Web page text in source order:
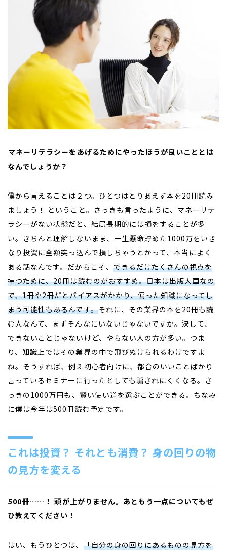
――マネーリテラシーをあげるためにやったほうが良いこととは
なんでしょうか？
僕から言えることは２つ。ひとつはとりあえず本を20冊読み
ましょう！ ということ。さっきも言ったように、マネーリテ
ラシーがない状態だと、結局長期的には損をすることが多
い。きちんと理解しないまま、一生懸命貯めた1000万をいき
なり投資に全額突っ込んで損しちゃうとかって、本当によく
ある話なんです。だからこそ、 できるだけたくさんの視点を
持つために、20冊は読むのがおすすめ。日本は出版大国なの
で、1冊や2冊だとバイアスがかかり、偏った知識になってし
まう可能性もあるんです。それに、その業界の本を20冊も読
む人なんて、まずそんなにいないじゃないですか。決して、
できないことじゃないけど、やらない人の方が多い。つま
り、知識上ではその業界の中で飛びぬけられるわけですよ
ね。そうすれば、例え初心者向けに、都合のいいことばかり
言っているセミナーに行ったとしても騙されにくくなる。さ
っきの1000万円も、賢い使い道を選ぶことができる。ちなみ
に僕は今年は500冊読む予定です。
これは投資？ それとも消費？ 身の回りの物
の見方を変える
――500冊……！ 頭が上がりません。あともう一点についてもぜ
ひ教えてください！
はい、もうひとつは、 「自分の身の回りにあるものの見方を